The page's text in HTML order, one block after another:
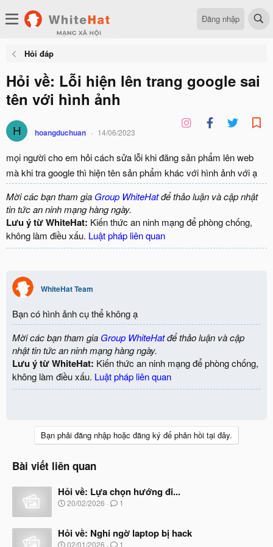
Đăng nhập
Hỏi đáp
Hỏi về: Lỗi hiện lên trang google sai
tên với hình ảnh
H hoangduchuan 14/06/2023
mọi người cho em hỏi cách sửa lỗi khi đăng sản phẩm lên web
mà khi tra google thì hiện tên sản phẩm khác với hình ảnh với ạ
Mời các bạn tham gia Group WhiteHatđể thảo luận và cập nhật
tin tức an ninh mạng hàng ngày.
Lưu ý từ WhiteHat: Kiến thức an ninh mạng để phòng chống,
không làm điều xấu. Luật pháp liên quan
WhiteHat Team
Bạn có hình ảnh cụ thể không ạ
Mời các bạn tham gia Group WhiteHatđể thảo luận và cập
nhật tin tức an ninh mạng hàng ngày.
Lưu ý từ WhiteHat: Kiến thức an ninh mạng để phòng chống,
không làm điều xấu. Luật pháp liên quan
Bạn phải đăng nhập hoặc đăng ký để phản hồi tại đây.
Bài viết liên quan
Hỏi về: Lựa chọn hướng đi...
N
y
b
20/02/2026 1
Hỏi về: Nghi ngờ laptop bị hack
N
02/01/2026 1